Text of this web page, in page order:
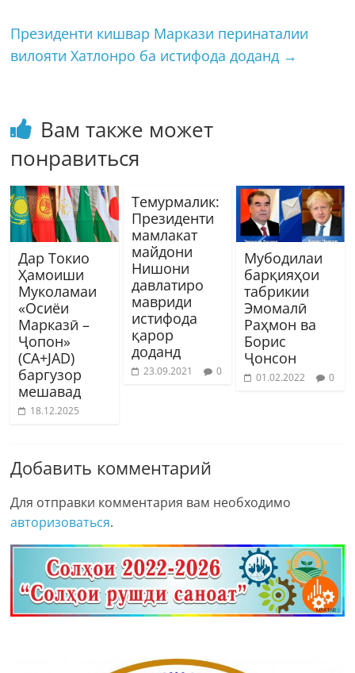
Президенти кишвар Маркази перинаталии
вилояти Хатлонро ба истифода доданд →
Вам также может
понравиться
Дар Токио
Ҳамоиши
Муколамаи
«Осиёи
Марказӣ –
Ҷопон»
(CA+JAD)
баргузор
мешавад
18.12.2025
Темурмалик:
Президенти
мамлакат
майдони
Нишони
давлатиро
мавриди
истифода
қарор
доданд
23.09.2021 0
Мубодилаи
барқияҳои
табрикии
Эмомалӣ
Раҳмон ва
Борис
Ҷонсон
01.02.2022 0
Добавить комментарий
Для отправки комментария вам необходимо
авторизоваться.